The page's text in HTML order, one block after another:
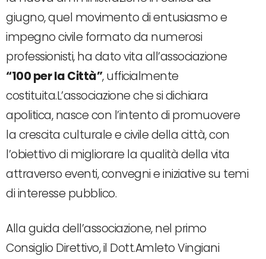
giugno, quel movimento di entusiasmo e
impegno civile formato da numerosi
professionisti, ha dato vita all’associazione
“100 per la Città”, ufficialmente
costituita.L’associazione che si dichiara
apolitica, nasce con l’intento di promuovere
la crescita culturale e civile della città, con
l’obiettivo di migliorare la qualità della vita
attraverso eventi, convegni e iniziative su temi
di interesse pubblico.
Alla guida dell’associazione, nel primo
Consiglio Direttivo, il Dott.Amleto Vingiani